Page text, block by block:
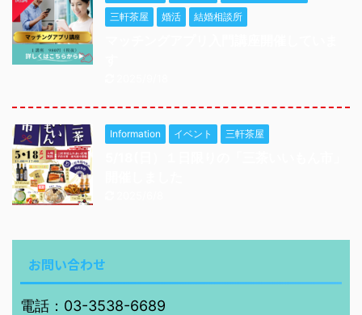
三軒茶屋
婚活 結婚相談所
Information イベント 三軒茶屋
お問い合わせ
電話：03-3538-6689